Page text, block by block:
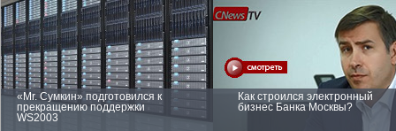
«Mr. Сумкин» подготовился к
прекращению поддержки
WS2003
Как строился электронный
бизнес Банка Москвы?